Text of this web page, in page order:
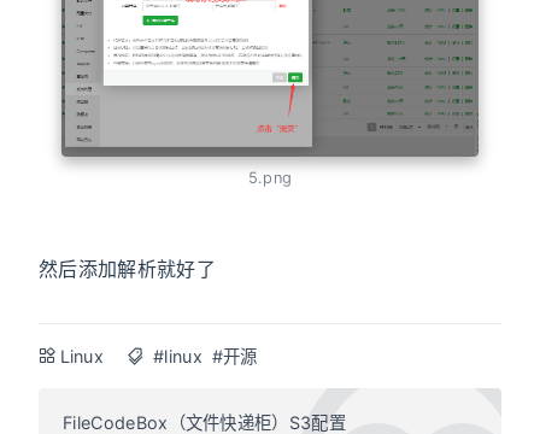
5.png
然后添加解析就好了
Linux #linux #开源
FileCodeBox（文件快递柜）S3配置